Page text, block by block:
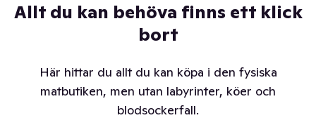
Allt du kan behöva finns ett klick
bort
Här hittar du allt du kan köpa i den fysiska
matbutiken, men utan labyrinter, köer och
blodsockerfall.